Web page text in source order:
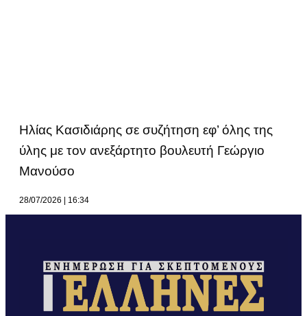
Ηλίας Κασιδιάρης σε συζήτηση εφ’ όλης της
ύλης με τον ανεξάρτητο βουλευτή Γεώργιο
Μανούσο
28/07/2026 16:34